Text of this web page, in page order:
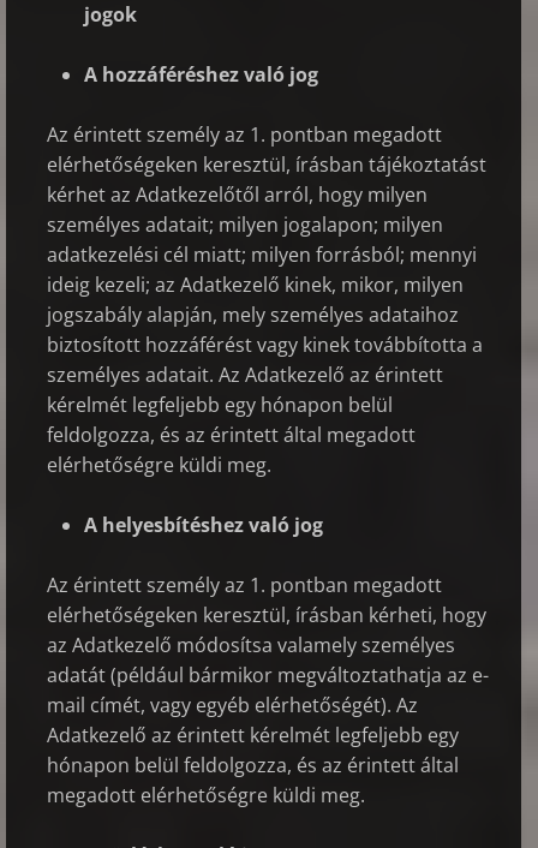
jogok
A hozzáféréshez való jog
Az érintett személy az 1. pontban megadott
elérhetőségeken keresztül, írásban tájékoztatást
kérhet az Adatkezelőtől arról, hogy milyen
személyes adatait; milyen jogalapon; milyen
adatkezelési cél miatt; milyen forrásból; mennyi
ideig kezeli; az Adatkezelő kinek, mikor, milyen
jogszabály alapján, mely személyes adataihoz
biztosított hozzáférést vagy kinek továbbította a
személyes adatait. Az Adatkezelő az érintett
kérelmét legfeljebb egy hónapon belül
feldolgozza, és az érintett által megadott
elérhetőségre küldi meg.
A helyesbítéshez való jog
Az érintett személy az 1. pontban megadott
elérhetőségeken keresztül, írásban kérheti, hogy
az Adatkezelő módosítsa valamely személyes
adatát (például bármikor megváltoztathatja az e-
mail címét, vagy egyéb elérhetőségét). Az
Adatkezelő az érintett kérelmét legfeljebb egy
hónapon belül feldolgozza, és az érintett által
megadott elérhetőségre küldi meg.